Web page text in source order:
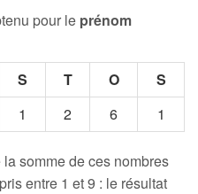
pour le prénom
S T O
S
1 2 6 1
somme de ces nombres
entre 1 et 9 : le résultat